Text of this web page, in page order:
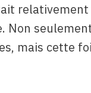
Non
mais cette